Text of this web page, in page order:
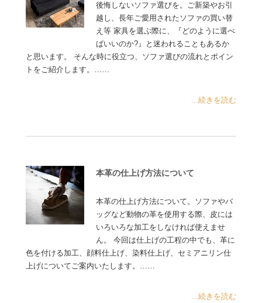
後悔しないソファ選びを。ご新築やお引
越し、長年ご愛用されたソファの買い替
え等 家具を選ぶ際に、『どのように選べ
ばいいのか?』と迷われることもあるか
と思います。 そんな時に役立つ、ソファ選びの流れとポイン
トをご紹介します。……
...続きを読む
本革の仕上げ方法について
本革の仕上げ方法について。ソファやバ
ッグなど動物の革を使用する際、皮には
いろいろな加工をしなければ使えませ
ん。 今回は仕上げの工程の中でも、革に
色を付ける加工、顔料仕上げ、染料仕上げ、セミアニリン仕
上げについてご案内いたします。……
...続きを読む